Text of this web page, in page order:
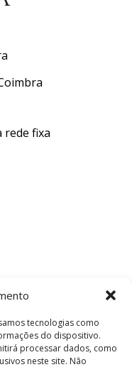
tecnologias como
do dispositivo.
processar dados, como
neste site. Não
rede fixa